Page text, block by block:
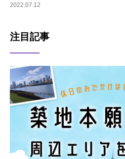
2022.07.12
注目記事